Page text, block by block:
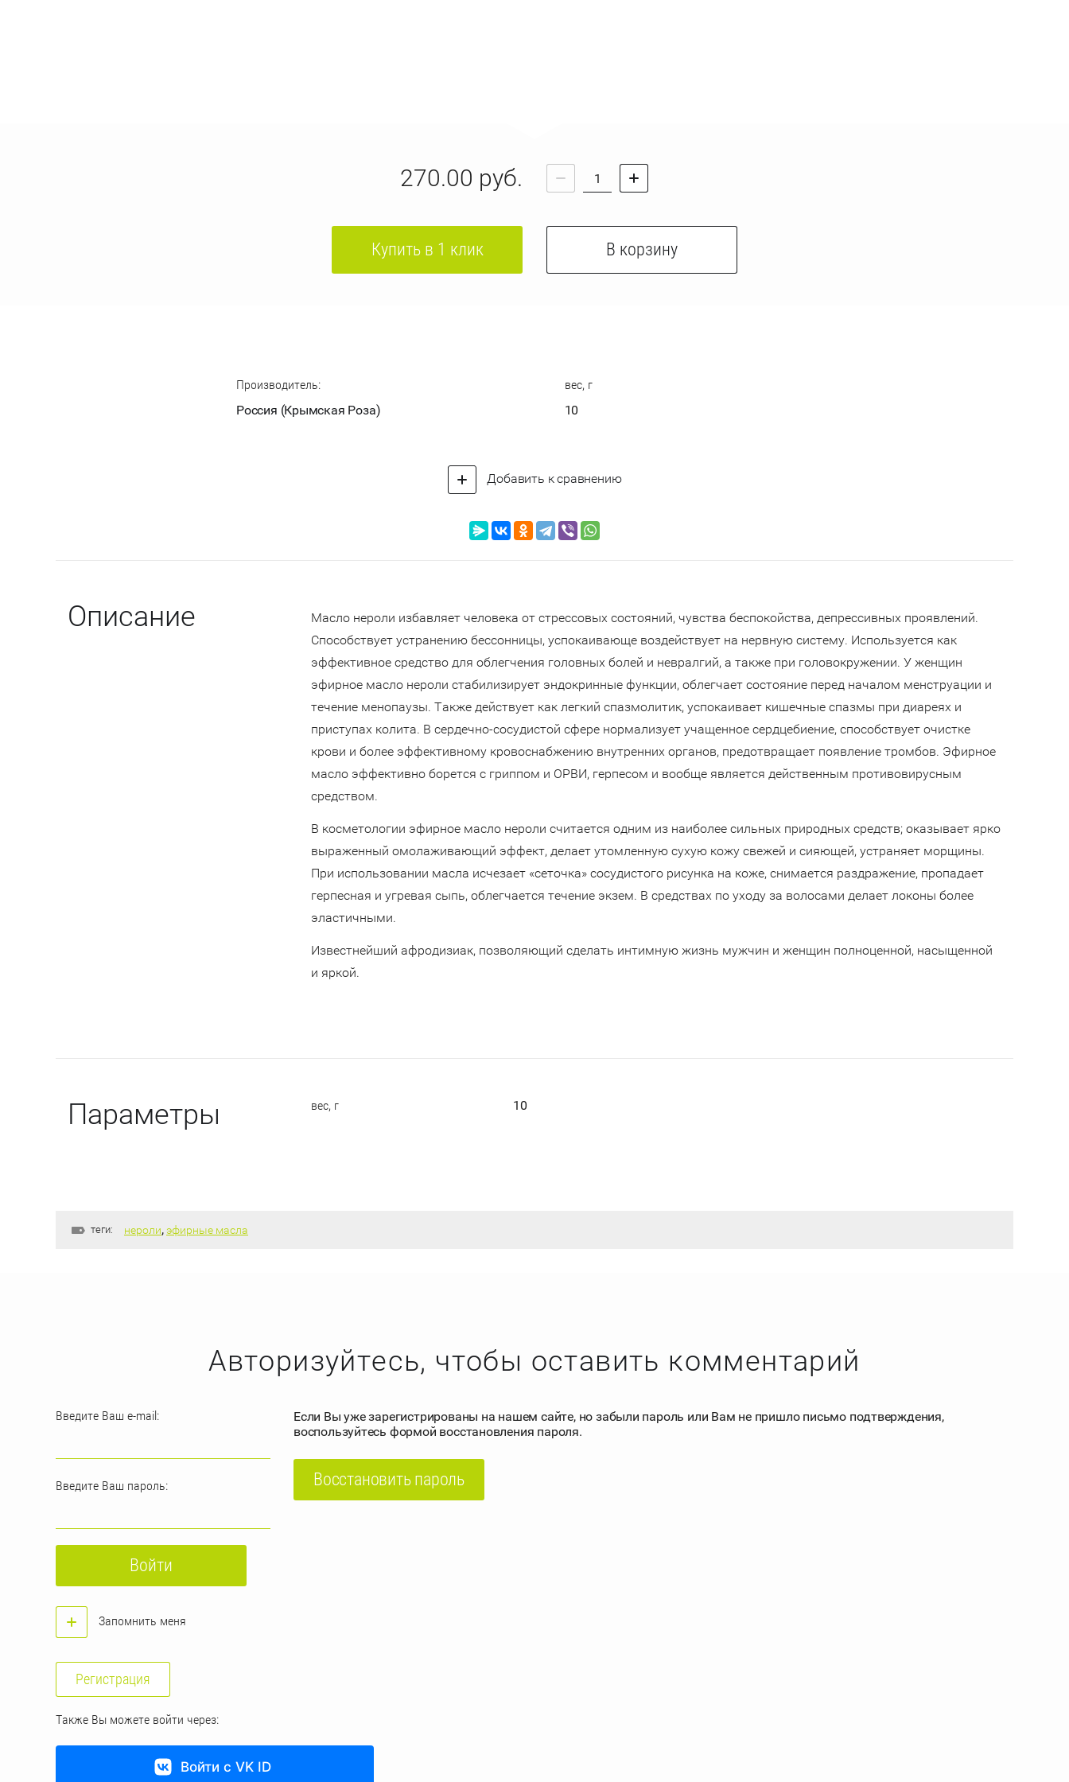
270.00 руб.
Купить в 1 клик В корзину
Производитель:
Россия (Крымская Роза)
вес, г
10
Добавить к сравнению
Описание
Масло нероли избавляет человека от стрессовых состояний, чувства беспокойства, депрессивных проявлений.
Способствует устранению бессонницы, успокаивающе воздействует на нервную систему. Используется как
эффективное средство для облегчения головных болей и невралгий, а также при головокружении. У женщин
эфирное масло нероли стабилизирует эндокринные функции, облегчает состояние перед началом менструации и
течение менопаузы. Также действует как легкий спазмолитик, успокаивает кишечные спазмы при диареях и
приступах колита. В сердечно-сосудистой сфере нормализует учащенное сердцебиение, способствует очистке
крови и более эффективному кровоснабжению внутренних органов, предотвращает появление тромбов. Эфирное
масло эффективно борется с гриппом и ОРВИ, герпесом и вообще является действенным противовирусным
средством.
В косметологии эфирное масло нероли считается одним из наиболее сильных природных средств; оказывает ярко
выраженный омолаживающий эффект, делает утомленную сухую кожу свежей и сияющей, устраняет морщины.
При использовании масла исчезает «сеточка» сосудистого рисунка на коже, снимается раздражение, пропадает
герпесная и угревая сыпь, облегчается течение экзем. В средствах по уходу за волосами делает локоны более
эластичными.
Известнейший афродизиак, позволяющий сделать интимную жизнь мужчин и женщин полноценной, насыщенной
и яркой.
Параметры вес, г 10
теги: нероли, эфирные масла
Авторизуйтесь, чтобы оставить комментарий
Введите Ваш e-mail:
Введите Ваш пароль:
Войти
Запомнить меня
Регистрация
Если Вы уже зарегистрированы на нашем сайте, но забыли пароль или Вам не пришло письмо подтверждения,
воспользуйтесь формой восстановления пароля.
Восстановить пароль
Также Вы можете войти через:
Войти с VK ID